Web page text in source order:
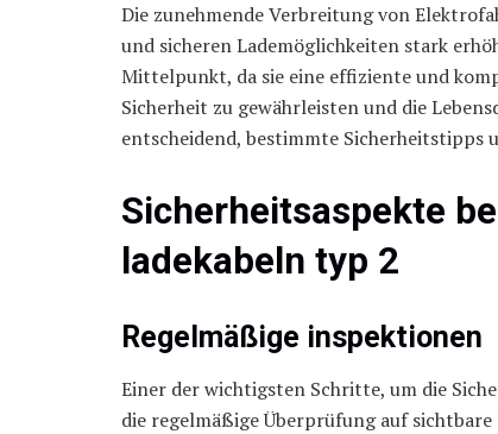
Die zunehmende Verbreitung von
und sicheren Lademöglichkeiten stark
Mittelpunkt, da sie eine effiziente und
Sicherheit zu gewährleisten und die
entscheidend, bestimmte
Sicherheitsaspekte
ladekabeln typ 2
Regelmäßige inspektionen
Einer der wichtigsten Schritte, um die
die regelmäßige Überprüfung auf sichtbare